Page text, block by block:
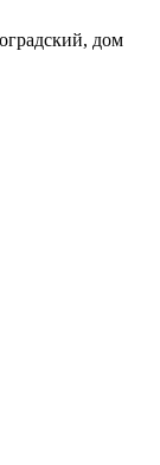
дом